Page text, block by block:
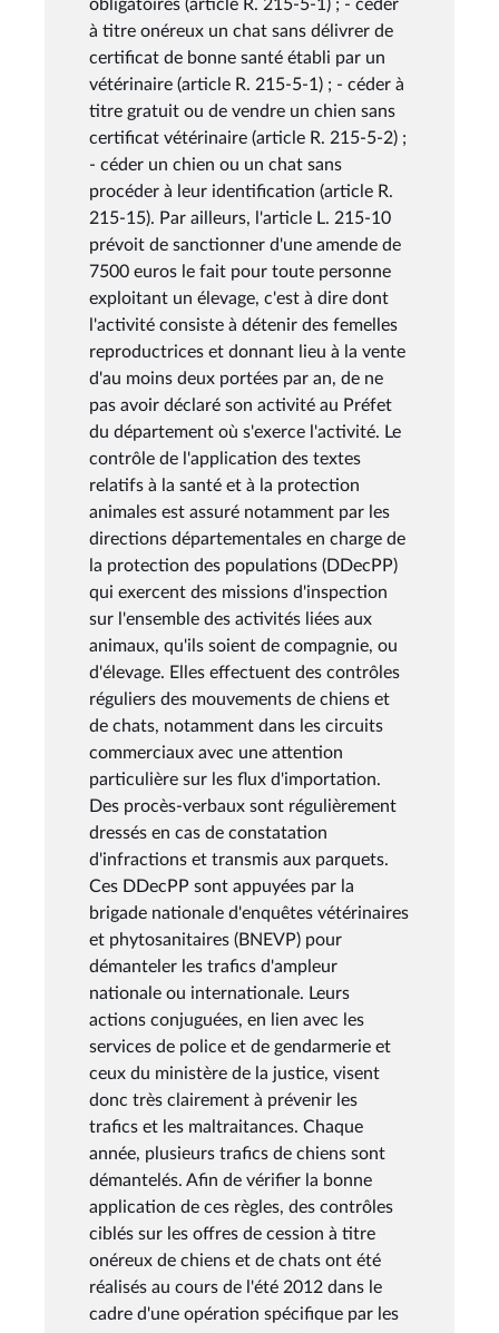
obligatoires (article R. 215-5-1) ; - céder
à titre onéreux un chat sans délivrer de
certificat de bonne santé établi par un
vétérinaire (article R. 215-5-1) ; - céder à
titre gratuit ou de vendre un chien sans
certificat vétérinaire (article R. 215-5-2) ;
- céder un chien ou un chat sans
procéder à leur identification (article R.
215-15). Par ailleurs, l'article L. 215-10
prévoit de sanctionner d'une amende de
7500 euros le fait pour toute personne
exploitant un élevage, c'est à dire dont
l'activité consiste à détenir des femelles
reproductrices et donnant lieu à la vente
d'au moins deux portées par an, de ne
pas avoir déclaré son activité au Préfet
du département où s'exerce l'activité. Le
contrôle de l'application des textes
relatifs à la santé et à la protection
animales est assuré notamment par les
directions départementales en charge de
la protection des populations (DDecPP)
qui exercent des missions d'inspection
sur l'ensemble des activités liées aux
animaux, qu'ils soient de compagnie, ou
d'élevage. Elles effectuent des contrôles
réguliers des mouvements de chiens et
de chats, notamment dans les circuits
commerciaux avec une attention
particulière sur les flux d'importation.
Des procès-verbaux sont régulièrement
dressés en cas de constatation
d'infractions et transmis aux parquets.
Ces DDecPP sont appuyées par la
brigade nationale d'enquêtes vétérinaires
et phytosanitaires (BNEVP) pour
démanteler les trafics d'ampleur
nationale ou internationale. Leurs
actions conjuguées, en lien avec les
services de police et de gendarmerie et
ceux du ministère de la justice, visent
donc très clairement à prévenir les
trafics et les maltraitances. Chaque
année, plusieurs trafics de chiens sont
démantelés. Afin de vérifier la bonne
application de ces règles, des contrôles
ciblés sur les offres de cession à titre
onéreux de chiens et de chats ont été
réalisés au cours de l'été 2012 dans le
cadre d'une opération spécifique par les